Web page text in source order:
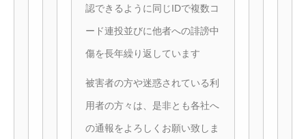
認できるように同じIDで複数コ
ード連投並びに他者への誹謗中
傷を長年繰り返しています
被害者の方や迷惑されている利
用者の方々は、是非とも各社へ
の通報をよろしくお願い致しま